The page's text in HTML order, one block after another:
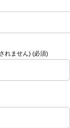
れません) (必須)